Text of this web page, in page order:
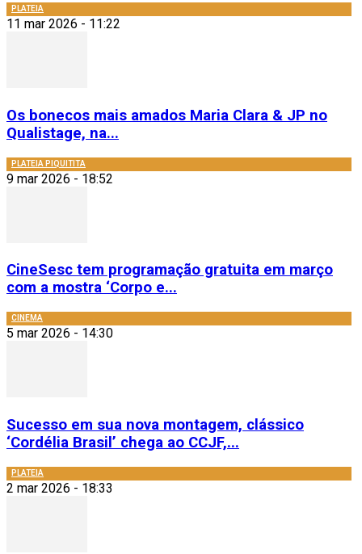
PLATEIA
11 mar 2026 - 11:22
Os bonecos mais amados Maria Clara & JP no
Qualistage, na...
PLATEIA PIQUITITA
9 mar 2026 - 18:52
CineSesc tem programação gratuita em março
com a mostra ‘Corpo e...
CINEMA
5 mar 2026 - 14:30
Sucesso em sua nova montagem, clássico
‘Cordélia Brasil’ chega ao CCJF,...
PLATEIA
2 mar 2026 - 18:33